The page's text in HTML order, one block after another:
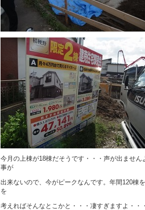
今月の上棟が18棟だそうです・・・声が出ませ
事が
出来ないので、今がピークなんです。年間120棟
を
考えればそんなとこかと・・・凄すぎますよ・・